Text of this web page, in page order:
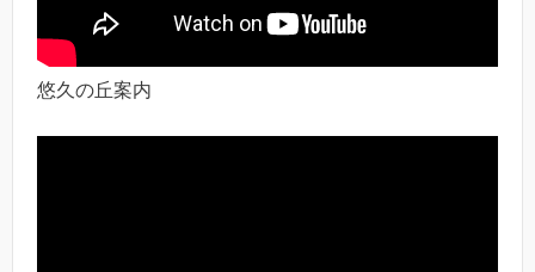
悠久の丘案内